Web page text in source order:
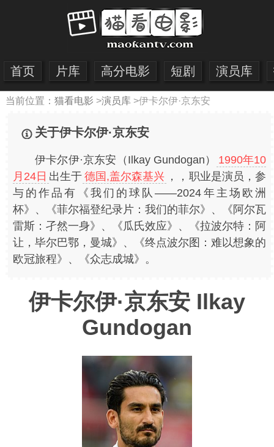
首页 片库 高分电影 短剧 演员库
当前位置： 猫看电影 >演员库>伊卡尔伊·京东安
关于伊卡尔伊·京东安
伊卡尔伊·京东安（Ilkay Gundogan）
1990年10
月24日 出生于 德国,盖尔森基兴 ，，职业是演员，参
与的作品有《我们的球队——2024年主场欧洲
杯》、《菲尔福登纪录片：我们的菲尔》、《阿尔瓦
雷斯：孑然一身》、《瓜氏效应》、《拉波尔特：阿
让，毕尔巴鄂，曼城》、《终点波尔图：难以想象的
欧冠旅程》、《众志成城》。
伊卡尔伊·京东安 Ilkay
Gundogan